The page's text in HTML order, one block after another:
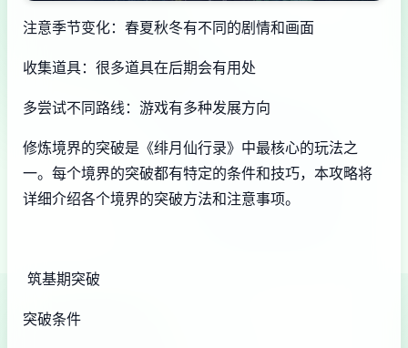
注意季节变化：春夏秋冬有不同的剧情和画面
收集道具：很多道具在后期会有用处
多尝试不同路线：游戏有多种发展方向
修炼境界的突破是《绯月仙行录》中最核心的玩法之
一。每个境界的突破都有特定的条件和技巧，本攻略将
详细介绍各个境界的突破方法和注意事项。
筑基期突破
突破条件